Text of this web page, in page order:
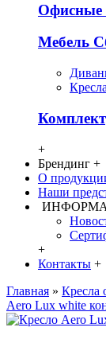
Офисные
Мебель
+
Брендинг +
О
Наши
+
Контакты +
Главная » Кресла
Aero Lux white